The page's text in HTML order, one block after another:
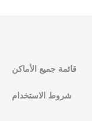
قائمة جميع الأماكن
شروط الاستخدام